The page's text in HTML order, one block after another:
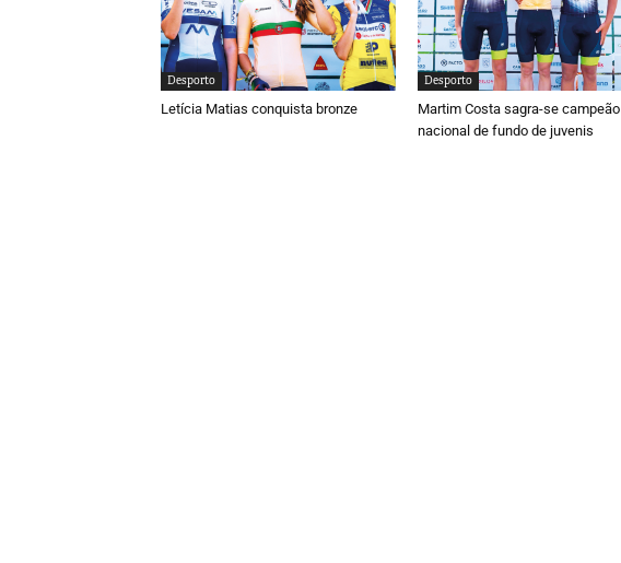
Desporto
Letícia Matias conquista bronze
Desporto
Martim Costa sagra-se campeão
nacional de fundo de juvenis